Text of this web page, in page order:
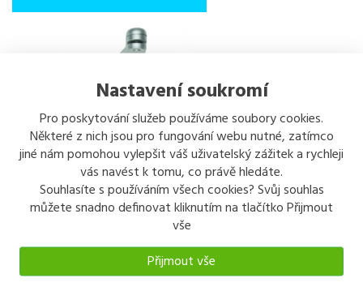
Nastavení soukromí
Pro poskytování služeb používáme soubory cookies.
Některé z nich jsou pro fungování webu nutné, zatímco
jiné nám pomohou vylepšit váš uživatelský zážitek a rychleji
vás navést k tomu, co právě hledáte.
Souhlasíte s používáním všech cookies? Svůj souhlas
můžete snadno definovat kliknutím na tlačítko Přijmout
vše
Přijmout vše